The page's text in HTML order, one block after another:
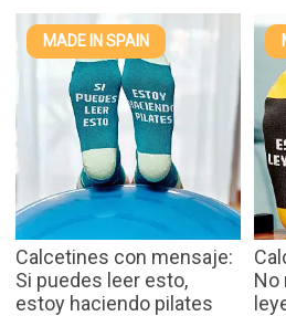
MADE IN SPAIN
Calcetines con mensaje:
Si puedes leer esto,
estoy haciendo pilates
No